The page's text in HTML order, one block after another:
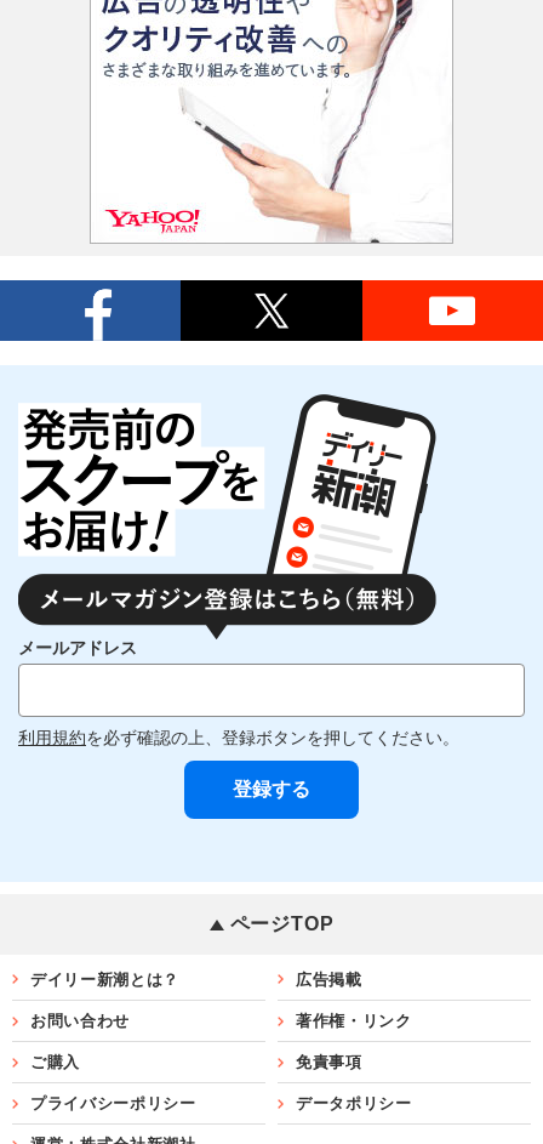
メールアドレス
利用規約を必ず確認の上、登録ボタンを押してください。
ページTOP
デイリー新潮とは？ 広告掲載
お問い合わせ 著作権・リンク
ご購入 免責事項
プライバシーポリシー データポリシー